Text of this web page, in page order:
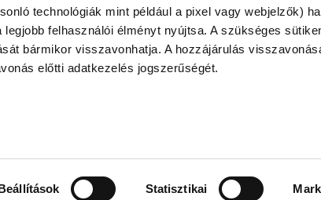
technológiák mint például a pixel vagy webjelzők)
felhasználói élményt nyújtsa. A szükséges
bármikor visszavonhatja. A hozzájárulás
előtti adatkezelés jogszerűségét.
Statisztikai